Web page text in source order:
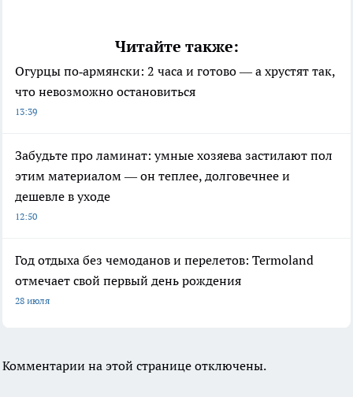
Читайте также:
Огурцы по‑армянски: 2 часа и готово — а хрустят так,
что невозможно остановиться
13:39
Забудьте про ламинат: умные хозяева застилают пол
этим материалом — он теплее, долговечнее и
дешевле в уходе
12:50
Год отдыха без чемоданов и перелетов: Termoland
отмечает свой первый день рождения
28 июля
Комментарии на этой странице отключены.